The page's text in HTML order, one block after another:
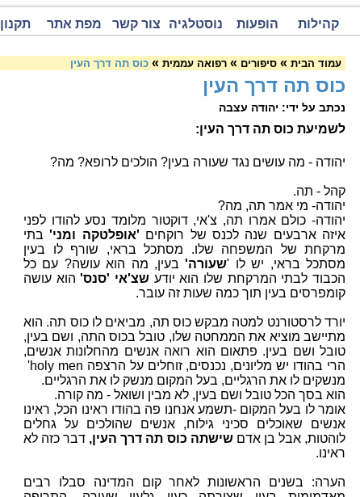
קהילות הופעות נוסטלגיה צור קשר מפת אתר תקנון
עמוד הבית » סיפורים » רפואה עממית » כוס תה דרך העין
כוס תה דרך העין
נכתב על ידי: יהודה עצבה
לשמיעת כוס תה דרך העין:
יהודה - מה עושים נגד שעורה בעין? הולכים לרופא? מה?
קהל - תה.
יהודה- מי אמר תה, מה?
יהודה- כולם אמרו תה, צ'אי, דוקטור מלומד נסע להודו לפני
איזה ארבעים שנה לכנס של רוקחים 'אופלטקה ומני' בתי
מרקחת של המשפחה שלו. מסתכל בראי, שורף לו בעין
מסתכל בראי, יש לו 'שעורה'בעין, מה הוא עושה? עם כל
הכבוד לבתי המרקחת שלו הוא יודע שצ'אי 'סנס' הוא עושה
קומפרסים בעין תוך כמה שעות זה עובר.
יורד לרסטורנט למטה מבקש כוס תה, מביאים לו כוס תה. הוא
מתיישב מוציא את הממחטה שלו, טובל בכוס התה, ושם בעין,
טובל ושם בעין. פתאום הוא רואה אנשים מהחלונות אנשים,
הרי בהודו יש מליונים, נכנסים, זוחלים על הרצפה holy men'
מנשקים לו את הרגליים, בעל המקום מנשק לו את הרגליים.
הוא בסך הכל טובל ושם בעין, לא מבין ושואל - מה קורה.
אומר לו בעל המקום -תשמע אנחנו פה בהודו ראינו הכל, ראינו
אנשים שאוכלים סכיני גילוח, אנשים שהולכים על גחלים
לוהטות, אבל בן אדםשישתה כוס תה דרך העין, דבר כזה לא
ראינו.
הערה: בשנים הראשונות לאחר קום המדינה סבלו רבים